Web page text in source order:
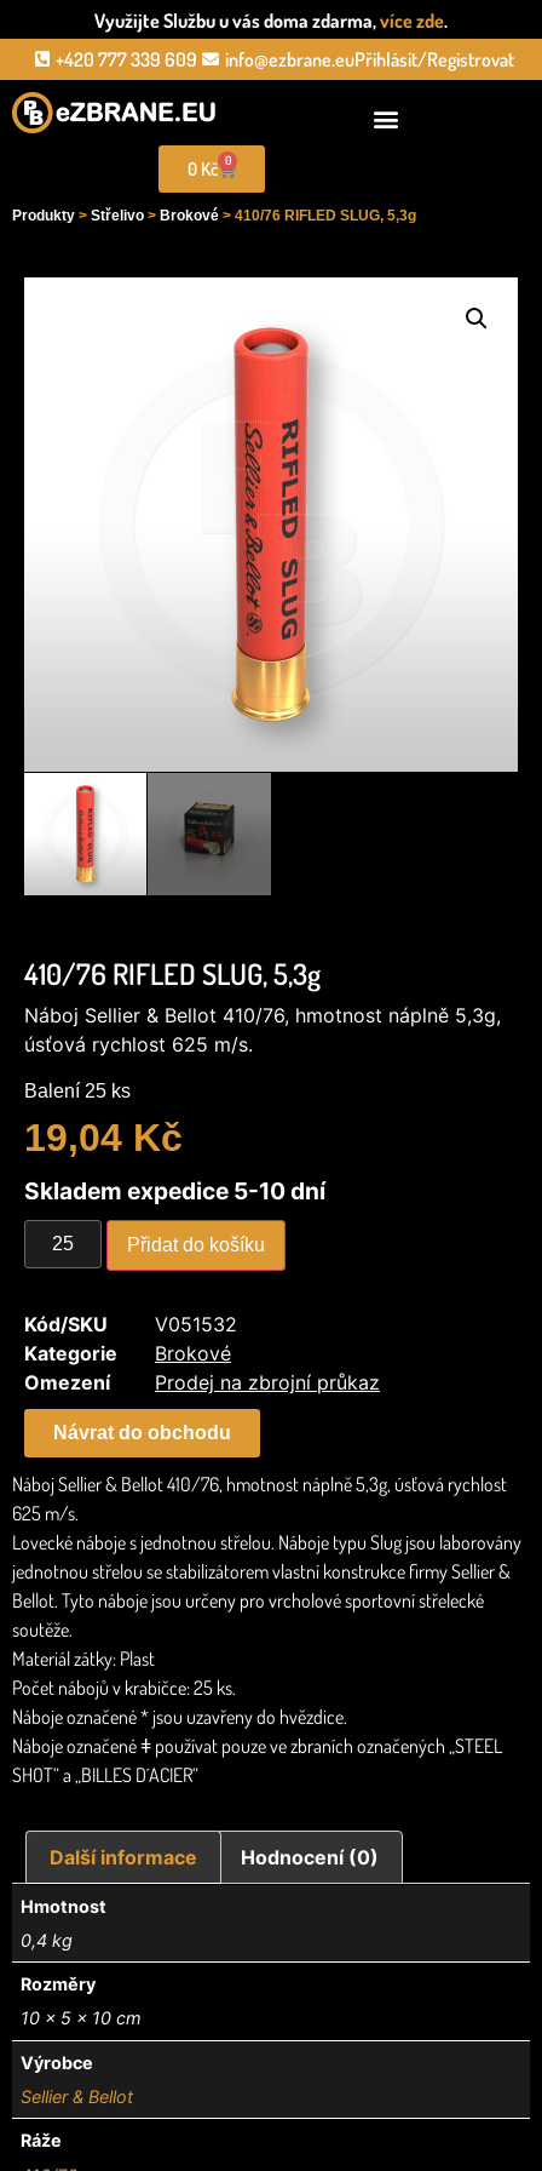
Využijte Službu u vás doma zdarma,více zde.
+420 777 339 609
info@ezbrane.euPřihlásit/Registrovat
0 Kč 0
Produkty > Střelivo > Brokové > 410/76 RIFLED SLUG, 5,3g
410/76 RIFLED SLUG, 5,3g
Náboj Sellier & Bellot 410/76, hmotnost náplně 5,3g,
úsťová rychlost 625 m/s.
Balení 25 ks
19,04 Kč
Skladem expedice 5-10 dní
Přidat do košíku
Kód/SKU
V051532
Kategorie
Brokové
Omezení
Prodej na zbrojní průkaz
Návrat do obchodu
Náboj Sellier & Bellot 410/76, hmotnost náplně 5,3g, úsťová rychlost
625 m/s.
Lovecké náboje s jednotnou střelou. Náboje typu Slug jsou laborovány
jednotnou střelou se stabilizátorem vlastní konstrukce firmy Sellier &
Bellot. Tyto náboje jsou určeny pro vrcholové sportovní střelecké
soutěže.
Materiál zátky: Plast
Počet nábojů v krabičce: 25 ks.
Náboje označené * jsou uzavřeny do hvězdice.
Náboje označené ǂ používat pouze ve zbraních označených „STEEL
SHOT“ a „BILLES D´ACIER“
Další informace Hodnocení (0)
Hmotnost
0,4 kg
Rozměry
10 × 5 × 10 cm
Výrobce
Sellier & Bellot
Ráže